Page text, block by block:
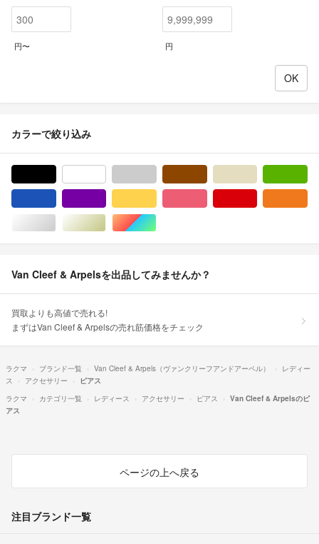
円〜 円
カラーで絞り込み
シルバー/銀色系ゴールド/金色系マルチカラー
Van Cleef & Arpelsを出品してみませんか？
買取よりも高値で売れる!
まずはVan Cleef & Arpelsの売れ筋価格をチェック
ラクマ ブランド一覧 Van Cleef & Arpels（ヴァンクリーフアンドアーペル）
レディー
ス
アクセサリー
ピアス
ラクマ
カテゴリ一覧 レディース アクセサリー ピアス
Van Cleef & Arpelsのピ
アス
ページの上へ戻る
注目ブランド一覧